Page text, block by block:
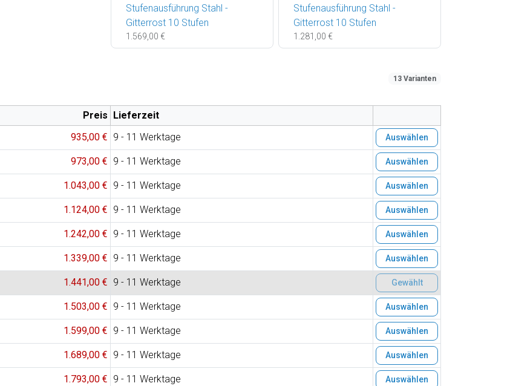
Stufenausführung Stahl -
Gitterrost 10 Stufen
1.569,00 €
Stufenausführung Stahl -
Gitterrost 10 Stufen
1.281,00 €
13 Varianten
Preis Lieferzeit
935,00 € 9 - 11 Werktage Auswählen
973,00 € 9 - 11 Werktage Auswählen
1.043,00 € 9 - 11 Werktage Auswählen
1.124,00 € 9 - 11 Werktage Auswählen
1.242,00 € 9 - 11 Werktage Auswählen
1.339,00 € 9 - 11 Werktage Auswählen
1.441,00 € 9 - 11 Werktage Gewählt
1.503,00 € 9 - 11 Werktage Auswählen
1.599,00 € 9 - 11 Werktage Auswählen
1.689,00 € 9 - 11 Werktage Auswählen
1.793,00 € 9 - 11 Werktage Auswählen